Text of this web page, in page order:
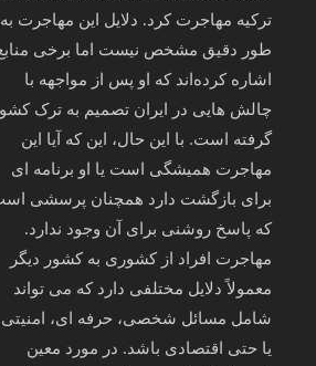
ترکیه مهاجرت کرد. دلایل این مهاجرت به‌
طور دقیق مشخص نیست اما برخی منابع
اشاره کرده‌اند که او پس از مواجهه با
چالش‌ هایی در ایران تصمیم به ترک کشور
گرفته است. با این حال، این که آیا این
مهاجرت همیشگی است یا او برنامه‌ ای
برای بازگشت دارد همچنان پرسشی است
که پاسخ روشنی برای آن وجود ندارد.
مهاجرت افراد از کشوری به کشور دیگر
معمولاً دلایل مختلفی دارد که می‌ تواند
شامل مسائل شخصی، حرفه‌ ای، امنیتی
یا حتی اقتصادی باشد. در مورد معین